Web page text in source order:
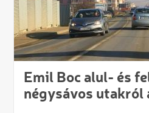
Emil Boc alul- és
négysávos utakról